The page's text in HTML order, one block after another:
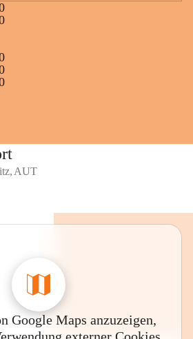
AUT
Google Maps anzuzeigen,